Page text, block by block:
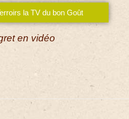
la TV du bon Goût
en vidéo